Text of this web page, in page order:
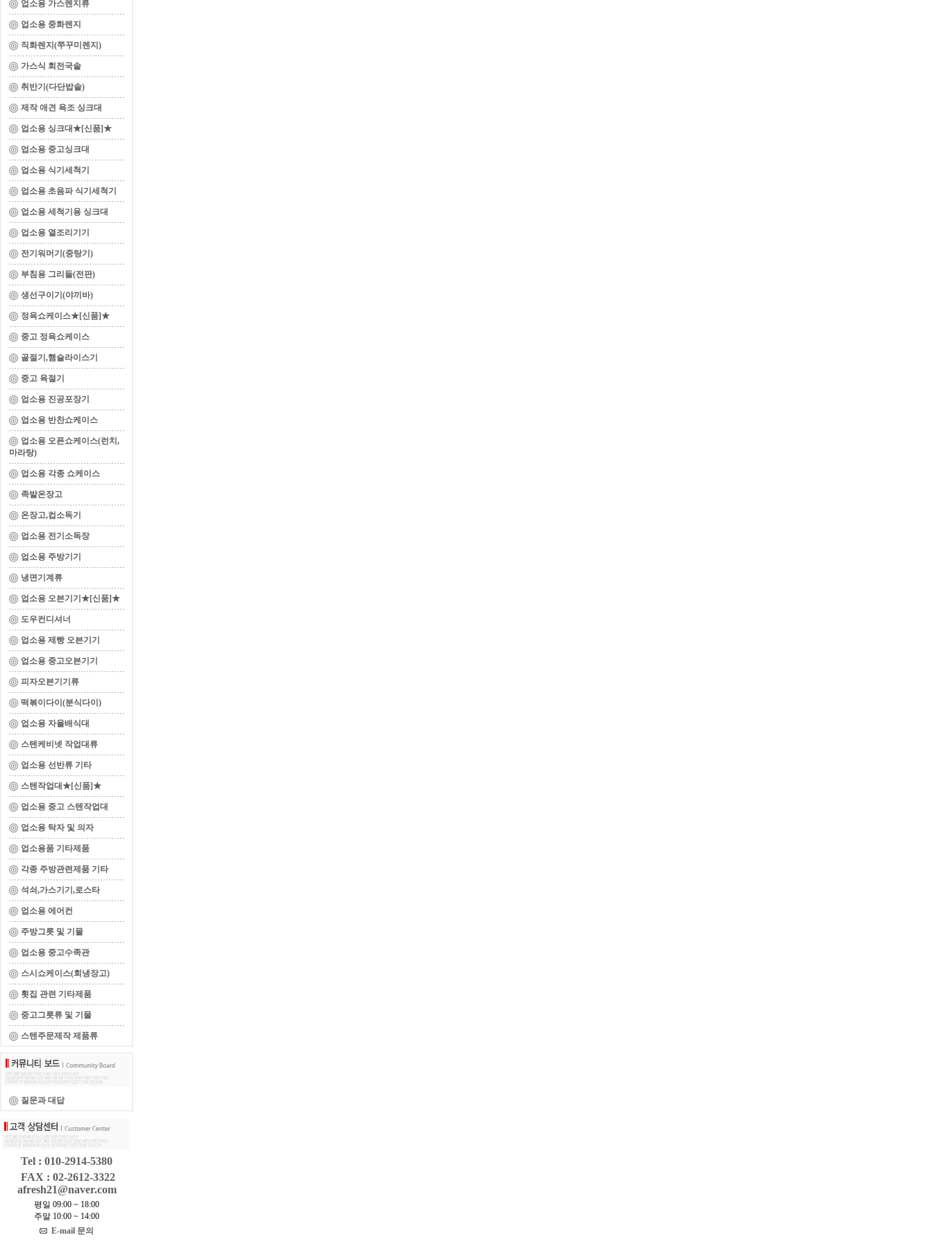
업소용 가스렌지류
업소용 중화렌지
직화렌지(쭈꾸미렌지)
가스식 회전국솥
취반기(다단밥솥)
제작 애견 욕조 싱크대
업소용 싱크대★[신품]★
업소용 중고싱크대
업소용 식기세척기
업소용 초음파 식기세척기
업소용 세척기용 싱크대
업소용 열조리기기
전기워머기(중탕기)
부침용 그리들(전판)
생선구이기(야끼바)
정육쇼케이스★[신품]★
중고 정육쇼케이스
골절기,햄슬라이스기
중고 육절기
업소용 진공포장기
업소용 반찬쇼케이스
업소용 오픈쇼케이스(런치,
마라탕)
업소용 각종 쇼케이스
족발온장고
온장고,컵소독기
업소용 전기소독장
업소용 주방기기
냉면기계류
업소용 오븐기기★[신품]★
도우컨디셔너
업소용 제빵 오븐기기
업소용 중고오븐기기
피자오븐기기류
떡볶이다이(분식다이)
업소용 자율배식대
스텐케비넷 작업대류
업소용 선반류 기타
스텐작업대★[신품]★
업소용 중고 스텐작업대
업소용 탁자 및 의자
업소용품 기타제품
각종 주방관련제품 기타
석쇠,가스기기,로스타
업소용 에어컨
주방그릇 및 기물
업소용 중고수족관
스시쇼케이스(회냉장고)
횟집 관련 기타제품
중고그릇류 및 기물
스텐주문제작 제품류
질문과 대답
Tel : 010-2914-5380
FAX : 02-2612-3322
afresh21@naver.com
평일 09:00 ~ 18:00
주말 10:00 ~ 14:00
E-mail 문의